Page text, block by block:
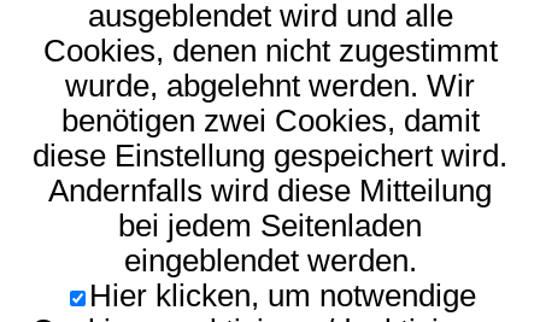
ausgeblendet wird und alle
Cookies, denen nicht zugestimmt
wurde, abgelehnt werden. Wir
benötigen zwei Cookies, damit
diese Einstellung gespeichert wird.
Andernfalls wird diese Mitteilung
bei jedem Seitenladen
eingeblendet werden.
Hier klicken, um notwendige